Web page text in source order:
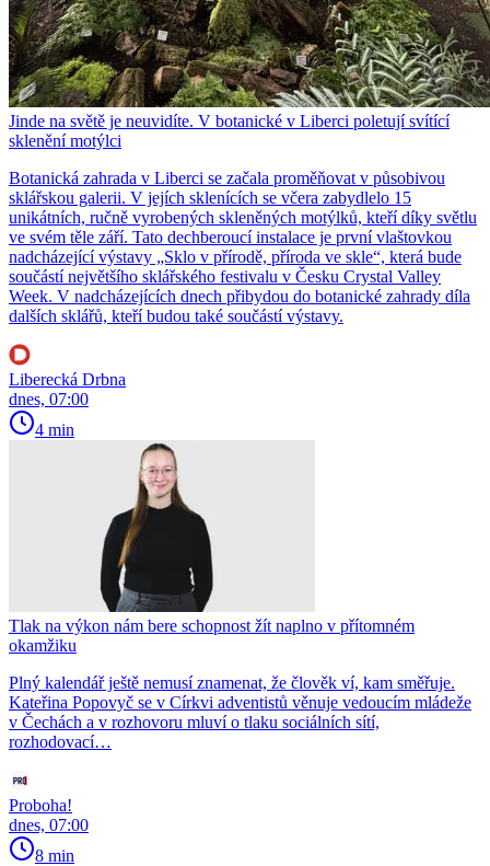
Jinde na světě je neuvidíte. V botanické v Liberci poletují svítící
sklenění motýlci
Botanická zahrada v Liberci se začala proměňovat v působivou
sklářskou galerii. V jejích sklenících se včera zabydlelo 15
unikátních, ručně vyrobených skleněných motýlků, kteří díky světlu
ve svém těle září. Tato dechberoucí instalace je první vlaštovkou
nadcházející výstavy „Sklo v přírodě, příroda ve skle“, která bude
součástí největšího sklářského festivalu v Česku Crystal Valley
Week. V nadcházejících dnech přibydou do botanické zahrady díla
dalších sklářů, kteří budou také součástí výstavy.
Liberecká Drbna
dnes, 07:00
4 min
Tlak na výkon nám bere schopnost žít naplno v přítomném
okamžiku
Plný kalendář ještě nemusí znamenat, že člověk ví, kam směřuje.
Kateřina Popovyč se v Církvi adventistů věnuje vedoucím mládeže
v Čechách a v rozhovoru mluví o tlaku sociálních sítí,
rozhodovací…
Proboha!
dnes, 07:00
8 min